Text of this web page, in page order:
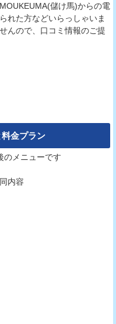
儲け馬)からの電
れた方などいらっしゃいま
んので、口コミ情報のご提
金プラン
メニューです
内容